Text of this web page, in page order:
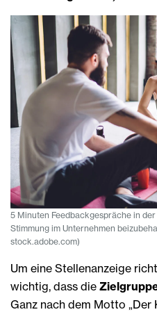
5 Minuten Feedbackgespräche in
Stimmung im Unternehmen
stock.adobe.com)
Um eine Stellenanzeige
wichtig, dass die
Ganz nach dem Motto „Der